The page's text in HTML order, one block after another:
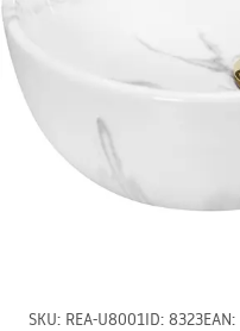
SKU: REA-U8001ID: 8323EAN: